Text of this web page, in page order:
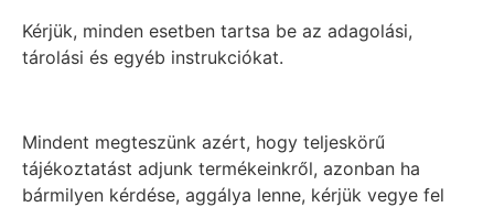
Kérjük, minden esetben tartsa be az adagolási,
tárolási és egyéb instrukciókat.
Mindent megteszünk azért, hogy teljeskörű
tájékoztatást adjunk termékeinkről, azonban ha
bármilyen kérdése, aggálya lenne, kérjük vegye fel